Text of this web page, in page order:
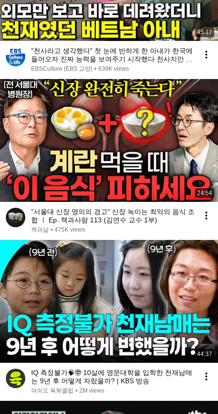
45:17
"천사라고 생각했다" 첫 눈에 반하게 한 아내가 한국에
들어오자 진짜 능력을 보여주기 시작했다 천사지만 천
재인 아내 #몰아볼교양
EBSCulture (EBS 교양) • 639K views
24:54
"서울대 신장 명의의 경고" 신장 녹이는 최악의 음식 조
합 ㅣ Ep. 책과사람 113 (김연수 교수 1부)
책과삶 • 475K views
44:37
IQ 측정불가🧠🤓 10살에 명문대학을 입학한 천재남매
는 9년 후 어떻게 자랐을까? | KBS 방송
여의도 육퇴클럽 • 2M views